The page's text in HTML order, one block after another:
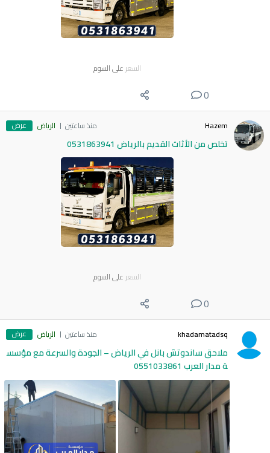
السعر على السوم
0
Hazem منذ ساعتين الرياض عرض
تخلص من الأثاث القديم بالرياض 0531863941
السعر على السوم
0
khadamatadsq منذ ساعتين الرياض عرض
ملاحق ساندوتش بانل في الرياض – الجودة والسرعة مع مؤسس
ة مدار العرب 0551033861